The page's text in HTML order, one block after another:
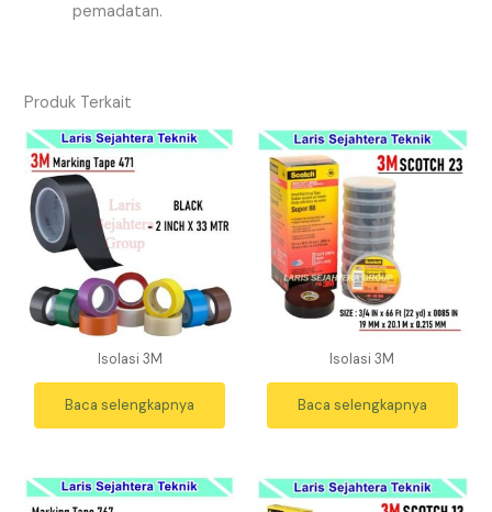
pemadatan.
Produk Terkait
Isolasi 3M
Baca selengkapnya
Isolasi 3M
Baca selengkapnya